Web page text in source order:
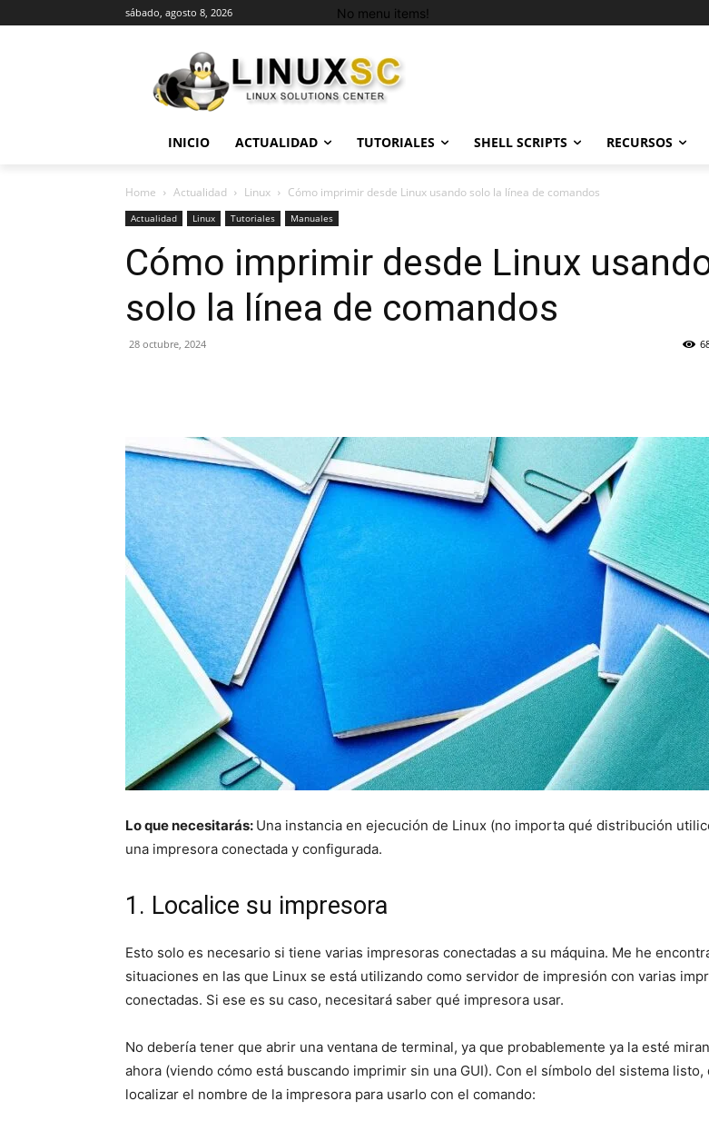
sábado, agosto 8, 2026 No menu items!
INICIO ACTUALIDAD TUTORIALES SHELL SCRIPTS RECURSOS
Home Actualidad Linux Cómo imprimir desde Linux usando solo la línea de comandos
Actualidad Linux Tutoriales Manuales
Cómo imprimir desde Linux
solo la línea de comandos
28 octubre, 2024
Lo que necesitarás: Una instancia en ejecución de Linux (no importa qué distribución
una impresora conectada y configurada.
1. Localice su impresora
Esto solo es necesario si tiene varias impresoras conectadas a su máquina. Me he
situaciones en las que Linux se está utilizando como servidor de impresión con varias
conectadas. Si ese es su caso, necesitará saber qué impresora usar.
No debería tener que abrir una ventana de terminal, ya que probablemente ya la esté
ahora (viendo cómo está buscando imprimir sin una GUI). Con el símbolo del sistema listo,
localizar el nombre de la impresora para usarlo con el comando: